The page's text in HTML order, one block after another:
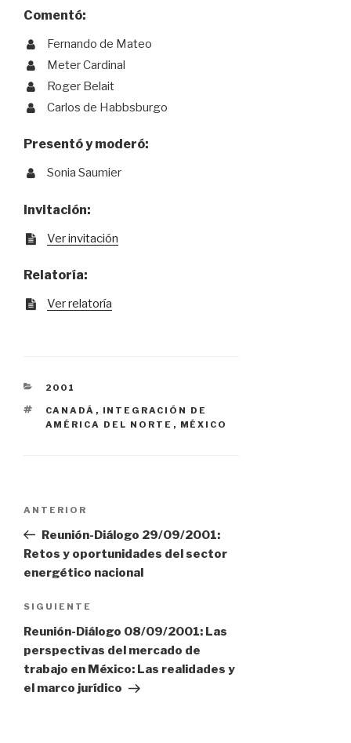
Comentó:
Fernando de Mateo
Meter Cardinal
Roger Belait
Carlos de Habbsburgo
Presentó y moderó:
Sonia Saumier
Invitación:
Ver invitación
Relatoría:
Ver relatoría
CATEGORÍAS
2001
ETIQUETAS
CANADÁ , INTEGRACIÓN DE
AMÉRICA DEL NORTE , MÉXICO
Navegación
de
entradas
Entrada
anterior:
ANTERIOR
Reunión-Diálogo 29/09/2001:
Retos y oportunidades del sector
energético nacional
Siguiente
entrada
SIGUIENTE
Reunión-Diálogo 08/09/2001: Las
perspectivas del mercado de
trabajo en México: Las realidades y
el marco jurídico